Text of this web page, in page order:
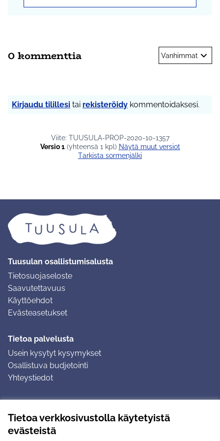
Tietoa verkkosivustolla käytetyistä
evästeistä
0 kommenttia Vanhimmat
Kirjaudu tilillesi tai rekisteröidy kommentoidaksesi.
Viite: TUUSULA-PROP-2020-10-1357
Versio 1(yhteensä 1 kpl)
näytä muut versiot
Tarkista sormenjälki
Tuusulan osallistumisalusta
Tietosuojaseloste
Saavutettavuus
Käyttöehdot
Evästeasetukset
Tietoa palvelusta
Usein kysytyt kysymykset
Osallistuva budjetointi
Yhteystiedot
Ohjeet kirjautumiseen
Ohjeet kommentin jättämiseen